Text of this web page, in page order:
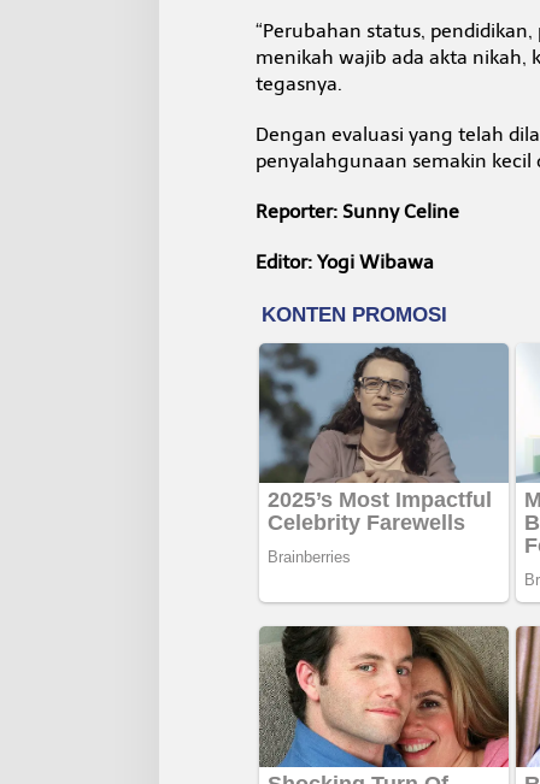
“Perubahan status,
menikah wajib ada akta nikah,
tegasnya.
Dengan evaluasi yang telah
penyalahgunaan semakin
Reporter: Sunny Celine
Editor: Yogi Wibawa